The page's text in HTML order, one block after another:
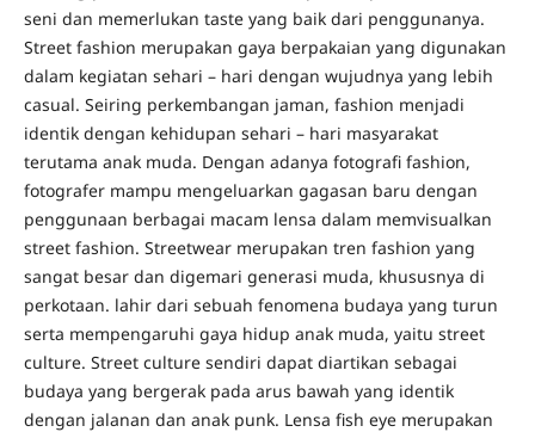
seni dan memerlukan taste yang baik dari penggunanya.
Street fashion merupakan gaya berpakaian yang digunakan
dalam kegiatan sehari – hari dengan wujudnya yang lebih
casual. Seiring perkembangan jaman, fashion menjadi
identik dengan kehidupan sehari – hari masyarakat
terutama anak muda. Dengan adanya fotografi fashion,
fotografer mampu mengeluarkan gagasan baru dengan
penggunaan berbagai macam lensa dalam memvisualkan
street fashion. Streetwear merupakan tren fashion yang
sangat besar dan digemari generasi muda, khususnya di
perkotaan. lahir dari sebuah fenomena budaya yang turun
serta mempengaruhi gaya hidup anak muda, yaitu street
culture. Street culture sendiri dapat diartikan sebagai
budaya yang bergerak pada arus bawah yang identik
dengan jalanan dan anak punk. Lensa fish eye merupakan